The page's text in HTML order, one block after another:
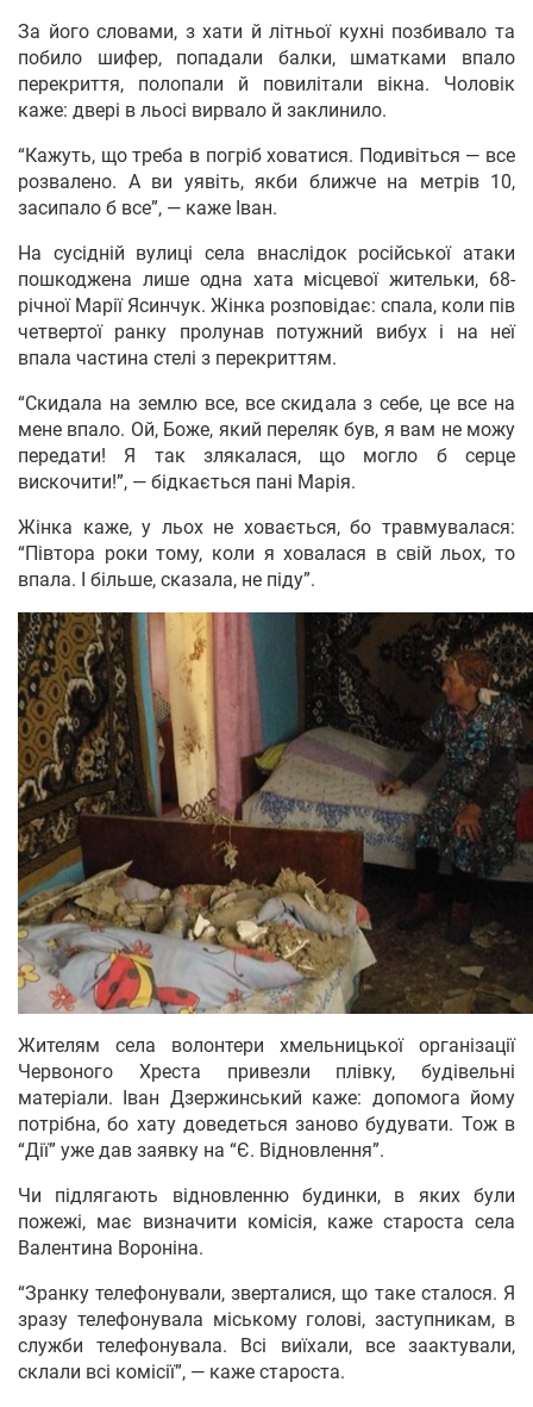
За його словами, з хати й літньої кухні позбивало та
побило шифер, попадали балки, шматками впало
перекриття, полопали й повилітали вікна. Чоловік
каже: двері в льосі вирвало й заклинило.
“Кажуть, що треба в погріб ховатися. Подивіться — все
розвалено. А ви уявіть, якби ближче на метрів 10,
засипало б все”, — каже Іван.
На сусідній вулиці села внаслідок російської атаки
пошкоджена лише одна хата місцевої жительки, 68-
річної Марії Ясинчук. Жінка розповідає: спала, коли пів
четвертої ранку пролунав потужний вибух і на неї
впала частина стелі з перекриттям.
“Скидала на землю все, все скидала з себе, це все на
мене впало. Ой, Боже, який переляк був, я вам не можу
передати! Я так злякалася, що могло б серце
вискочити!”, — бідкається пані Марія.
Жінка каже, у льох не ховається, бо травмувалася:
“Півтора роки тому, коли я ховалася в свій льох, то
впала. І більше, сказала, не піду”.
Жителям села волонтери хмельницької організації
Червоного Хреста привезли плівку, будівельні
матеріали. Іван Дзержинський каже: допомога йому
потрібна, бо хату доведеться заново будувати. Тож в
“Дії” уже дав заявку на “Є. Відновлення”.
Чи підлягають відновленню будинки, в яких були
пожежі, має визначити комісія, каже староста села
Валентина Вороніна.
“Зранку телефонували, зверталися, що таке сталося. Я
зразу телефонувала міському голові, заступникам, в
служби телефонувала. Всі виїхали, все заактували,
склали всі комісії”, — каже староста.